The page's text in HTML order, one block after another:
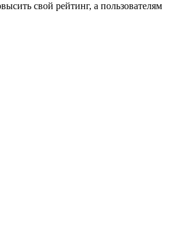
свой рейтинг, а пользователям